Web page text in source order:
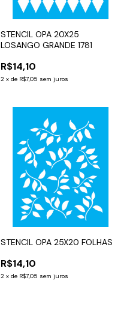
STENCIL OPA 20X25
LOSANGO GRANDE 1781
R$14,10
2 x de R$7,05 sem juros
STENCIL OPA 25X20 FOLHAS
R$14,10
2 x de R$7,05 sem juros